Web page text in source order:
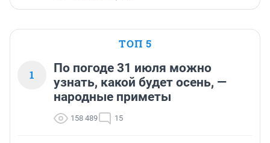
ТОП 5
1
По погоде 31 июля можно
узнать, какой будет осень, —
народные приметы
158 489 15